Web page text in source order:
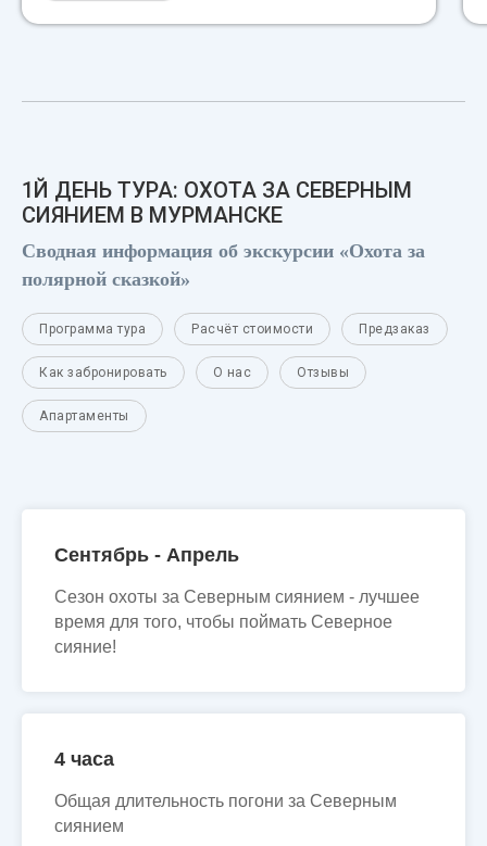
1Й ДЕНЬ ТУРА: ОХОТА ЗА СЕВЕРНЫМ
СИЯНИЕМ В МУРМАНСКЕ
Сводная информация об экскурсии «Охота за
полярной сказкой»
Программа тура Расчёт стоимости Предзаказ
Как забронировать О нас Отзывы
Апартаменты
Сентябрь - Апрель
Сезон охоты за Северным сиянием - лучшее
время для того, чтобы поймать Северное
сияние!
4 часа
Общая длительность погони за Северным
сиянием